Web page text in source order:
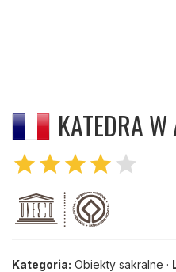
KATEDRA
starstarstarstar star
Kategoria: Obiekty sakralne ·